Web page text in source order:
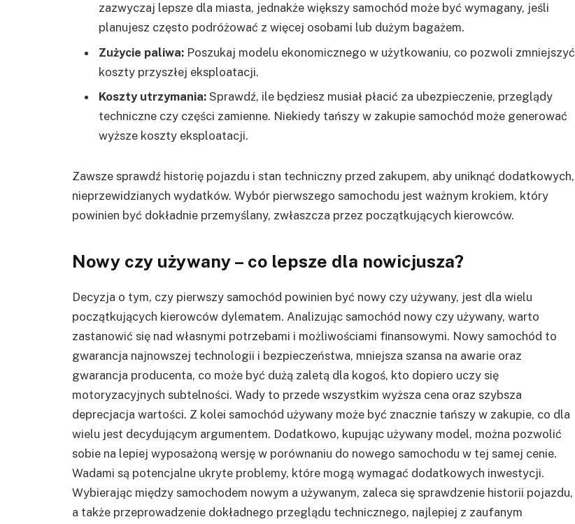
zazwyczaj lepsze dla miasta, jednakże większy samochód może być wymagany, jeśli
planujesz często podróżować z więcej osobami lub dużym bagażem.
Zużycie paliwa: Poszukaj modelu ekonomicznego w użytkowaniu, co pozwoli zmniejszyć
koszty przyszłej eksploatacji.
Koszty utrzymania: Sprawdź, ile będziesz musiał płacić za ubezpieczenie, przeglądy
techniczne czy części zamienne. Niekiedy tańszy w zakupie samochód może generować
wyższe koszty eksploatacji.
Zawsze sprawdź historię pojazdu i stan techniczny przed zakupem, aby uniknąć dodatkowych,
nieprzewidzianych wydatków. Wybór pierwszego samochodu jest ważnym krokiem, który
powinien być dokładnie przemyślany, zwłaszcza przez początkujących kierowców.
Nowy czy używany – co lepsze dla nowicjusza?
Decyzja o tym, czy pierwszy samochód powinien być nowy czy używany, jest dla wielu
początkujących kierowców dylematem. Analizując samochód nowy czy używany, warto
zastanowić się nad własnymi potrzebami i możliwościami finansowymi. Nowy samochód to
gwarancja najnowszej technologii i bezpieczeństwa, mniejsza szansa na awarie oraz
gwarancja producenta, co może być dużą zaletą dla kogoś, kto dopiero uczy się
motoryzacyjnych subtelności. Wady to przede wszystkim wyższa cena oraz szybsza
deprecjacja wartości. Z kolei samochód używany może być znacznie tańszy w zakupie, co dla
wielu jest decydującym argumentem. Dodatkowo, kupując używany model, można pozwolić
sobie na lepiej wyposażoną wersję w porównaniu do nowego samochodu w tej samej cenie.
Wadami są potencjalne ukryte problemy, które mogą wymagać dodatkowych inwestycji.
Wybierając między samochodem nowym a używanym, zaleca się sprawdzenie historii pojazdu,
a także przeprowadzenie dokładnego przeglądu technicznego, najlepiej z zaufanym